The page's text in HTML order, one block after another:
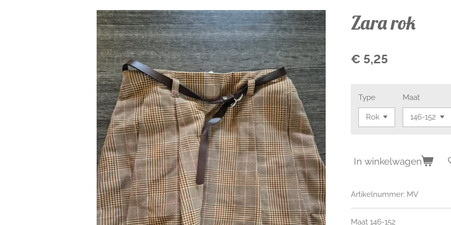
Zara rok
€ 5,25
Type Maat
In winkelwagen
Artikelnummer: MV
Maat 146-152